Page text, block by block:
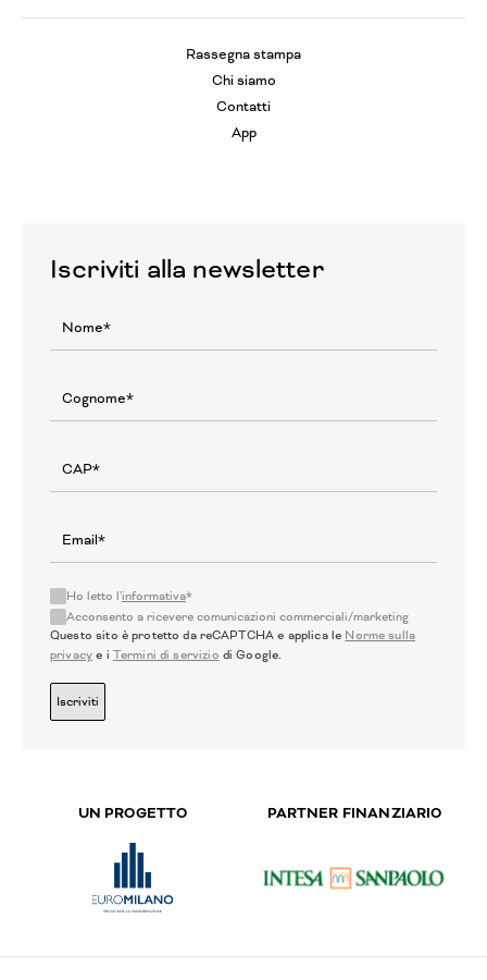
Rassegna stampa
Chi siamo
Contatti
App
Iscriviti alla newsletter
Ho letto l'informativa*
Acconsento a ricevere comunicazioni commerciali/marketing
Questo sito è protetto da reCAPTCHA e applica le Norme sulla
privacy e i Termini di servizio di Google.
Iscriviti
UN PROGETTO PARTNER FINANZIARIO